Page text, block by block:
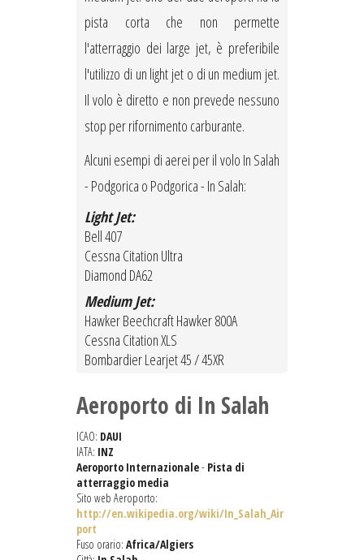
pista corta che non permette
l'atterraggio dei large jet, è preferibile
l'utilizzo di un light jet o di un medium jet.
Il volo è diretto e non prevede nessuno
stop per rifornimento carburante.
Alcuni esempi di aerei per il volo In Salah
- Podgorica o Podgorica - In Salah:
Light Jet:
Bell 407
Cessna Citation Ultra
Diamond DA62
Medium Jet:
Hawker Beechcraft Hawker 800A
Cessna Citation XLS
Bombardier Learjet 45 / 45XR
Aeroporto di In Salah
ICAO: DAUI
IATA: INZ
Aeroporto Internazionale- Pista di
atterraggio media
Sito web Aeroporto:
http://en.wikipedia.org/wiki/In_Salah_Air
port
Fuso orario: Africa/Algiers